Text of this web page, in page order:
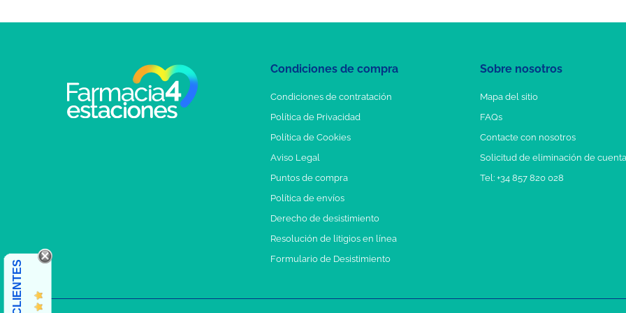
Condiciones de compra
Condiciones de contratación
Política de Privacidad
Política de Cookies
Aviso Legal
Puntos de compra
Política de envíos
Derecho de desistimiento
Resolución de litigios en línea
Formulario de Desistimiento
Sobre nosotros
Mapa del sitio
FAQs
Contacte con nosotros
Solicitud de eliminación de cuenta
Tel: +34 857 820 028